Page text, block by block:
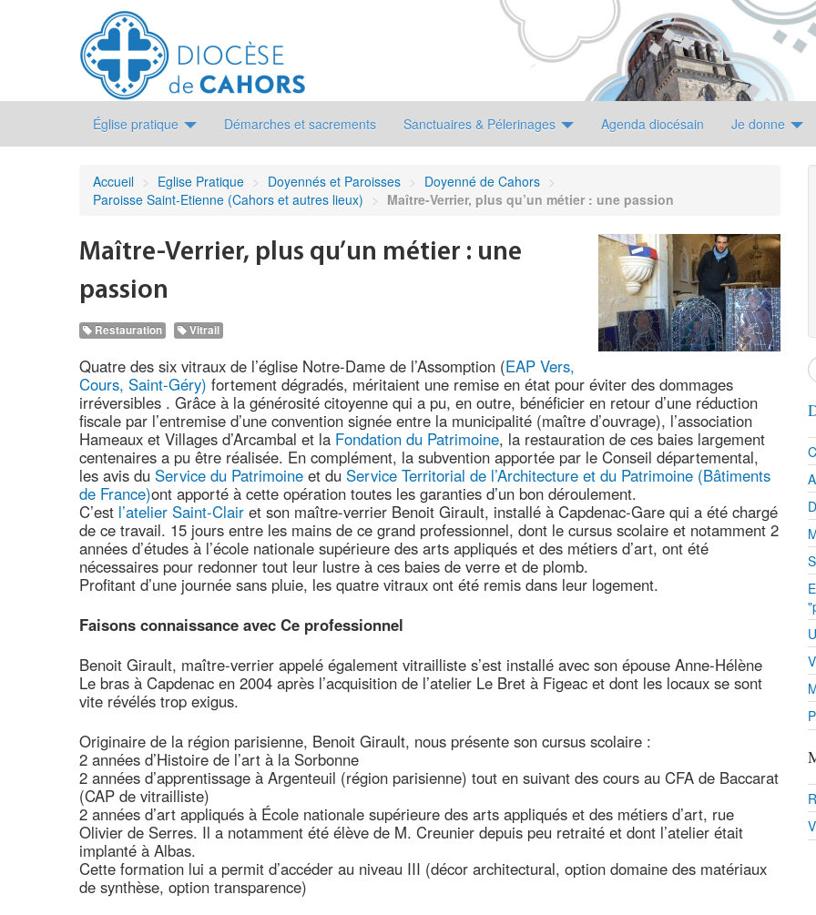
Église pratique Démarches et sacrements Sanctuaires & Pélerinages Agenda diocésain Je donne
Accueil > Eglise Pratique > Doyennés et Paroisses > Doyenné de Cahors >
Paroisse Saint-Etienne (Cahors et autres lieux) > Maître-Verrier, plus qu’un métier : une passion
Maître-Verrier, plus qu’un métier : une
passion
Restauration Vitrail
Quatre des six vitraux de l’église Notre-Dame de l’Assomption (EAP Vers,
Cours, Saint-Géry) fortement dégradés, méritaient une remise en état pour éviter des dommages
irréversibles . Grâce à la générosité citoyenne qui a pu, en outre, bénéficier en retour d’une réduction
fiscale par l’entremise d’une convention signée entre la municipalité (maître d’ouvrage), l’association
Hameaux et Villages d’Arcambal et la Fondation du Patrimoine, la restauration de ces baies largement
centenaires a pu être réalisée. En complément, la subvention apportée par le Conseil départemental,
les avis du Service du Patrimoine et du Service Territorial de l’Architecture et du Patrimoine (Bâtiments
de France)ont apporté à cette opération toutes les garanties d’un bon déroulement.
C’est l’atelier Saint-Clair et son maître-verrier Benoit Girault, installé à Capdenac-Gare qui a été chargé
de ce travail. 15 jours entre les mains de ce grand professionnel, dont le cursus scolaire et notamment 2
années d’études à l’école nationale supérieure des arts appliqués et des métiers d’art, ont été
nécessaires pour redonner tout leur lustre à ces baies de verre et de plomb.
Profitant d’une journée sans pluie, les quatre vitraux ont été remis dans leur logement.
Faisons connaissance avec Ce professionnel
Benoit Girault, maître-verrier appelé également vitrailliste s’est installé avec son épouse Anne-Hélène
Le bras à Capdenac en 2004 après l’acquisition de l’atelier Le Bret à Figeac et dont les locaux se sont
vite révélés trop exigus.
Originaire de la région parisienne, Benoit Girault, nous présente son cursus scolaire :
2 années d’Histoire de l’art à la Sorbonne
2 années d’apprentissage à Argenteuil (région parisienne) tout en suivant des cours au CFA de Baccarat
(CAP de vitrailliste)
2 années d’art appliqués à École nationale supérieure des arts appliqués et des métiers d’art, rue
Olivier de Serres. Il a notamment été élève de M. Creunier depuis peu retraité et dont l’atelier était
implanté à Albas.
Cette formation lui a permit d’accéder au niveau III (décor architectural, option domaine des matériaux
de synthèse, option transparence)